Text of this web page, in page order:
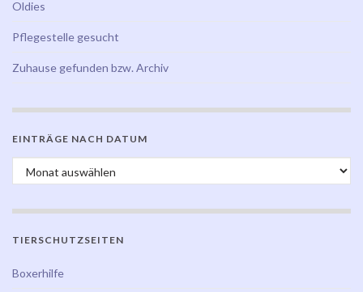
Oldies
Pflegestelle gesucht
Zuhause gefunden bzw. Archiv
EINTRÄGE NACH DATUM
Einträge nach Datum
TIERSCHUTZSEITEN
Boxerhilfe